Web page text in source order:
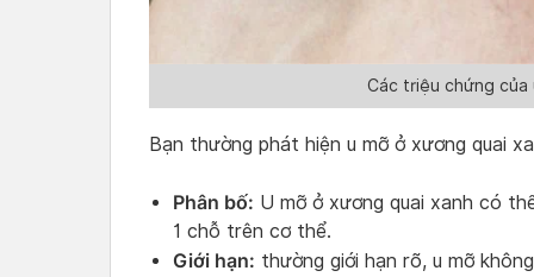
Các triệu chứng của
Bạn thường phát hiện u mỡ ở xương quai
Phân bố: U mỡ ở xương quai xanh có
1 chỗ trên cơ thể.
Giới hạn: thường giới hạn rõ, u mỡ